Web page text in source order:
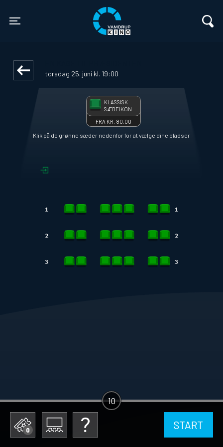
Vamdrup Kino
torsdag 25. juni kl. 19:00
KLASSISK
SÆDEIKON
FRA KR. 80,00
Klik på de grønne sæder nedenfor for at vælge dine pladser
0 START
10
front03-cc 093244